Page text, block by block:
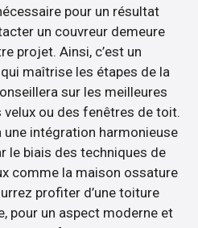
pour un résultat
un couvreur demeure
projet. Ainsi, c’est un
maîtrise les étapes de la
sur les meilleures
ou des fenêtres de toit.
une intégration harmonieuse
le biais des techniques de
comme la maison ossature
profiter d’une toiture
pour un aspect moderne et